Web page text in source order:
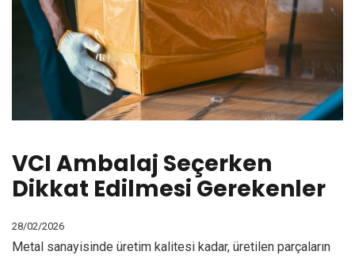
VCI Ambalaj Seçerken
Dikkat Edilmesi Gerekenler
28/02/2026
Metal sanayisinde üretim kalitesi kadar, üretilen parçaların